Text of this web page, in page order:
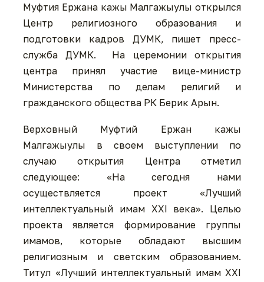
Муфтия Ержана кажы Малгажыулы открылся
Центр религиозного образования и
подготовки кадров ДУМК, пишет пресс-
служба ДУМК. На церемонии открытия
центра принял участие вице-министр
Министерства по делам религий и
гражданского общества РК Берик Арын.
Верховный Муфтий Ержан кажы
Малгажыулы в своем выступлении по
случаю открытия Центра отметил
следующее: «На сегодня нами
осуществляется проект «Лучший
интеллектуальный имам ХХI века». Целью
проекта является формирование группы
имамов, которые обладают высшим
религиозным и светским образованием.
Титул «Лучший интеллектуальный имам ХХI